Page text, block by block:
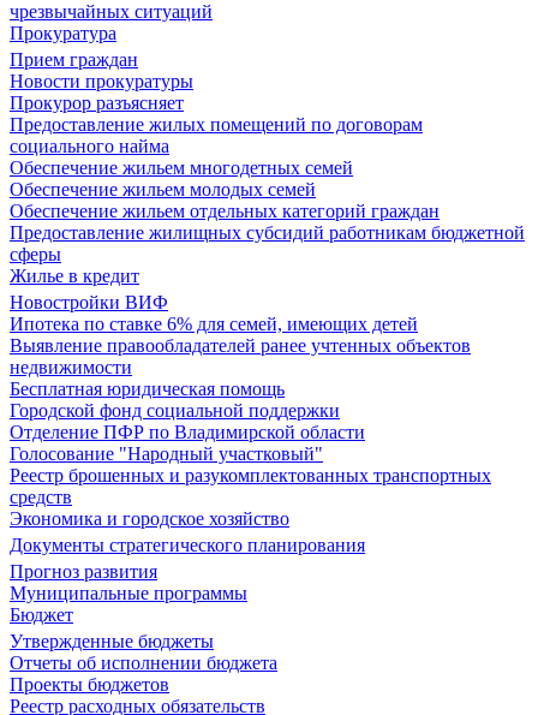
чрезвычайных ситуаций
Прокуратура
Прием граждан
Новости прокуратуры
Прокурор разъясняет
Предоставление жилых помещений по договорам
социального найма
Обеспечение жильем многодетных семей
Обеспечение жильем молодых семей
Обеспечение жильем отдельных категорий граждан
Предоставление жилищных субсидий работникам бюджетной
сферы
Жилье в кредит
Новостройки ВИФ
Ипотека по ставке 6% для семей, имеющих детей
Выявление правообладателей ранее учтенных объектов
недвижимости
Бесплатная юридическая помощь
Городской фонд социальной поддержки
Отделение ПФР по Владимирской области
Голосование "Народный участковый"
Реестр брошенных и разукомплектованных транспортных
средств
Экономика и городское хозяйство
Документы стратегического планирования
Прогноз развития
Муниципальные программы
Бюджет
Утвержденные бюджеты
Отчеты об исполнении бюджета
Проекты бюджетов
Реестр расходных обязательств